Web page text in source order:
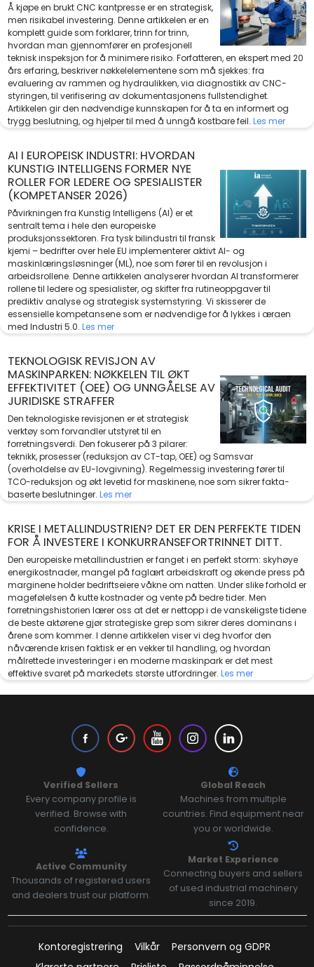
Å kjøpe en brukt CNC kantpresse er en strategisk,
men risikabel investering. Denne artikkelen er en
komplett guide som forklarer, trinn for trinn,
hvordan man gjennomfører en profesjonell
teknisk inspeksjon for å minimere risiko. Forfatteren, en ekspert med 20
års erfaring, beskriver nøkkelelementene som må sjekkes: fra
evaluering av rammen og hydraulikken, via diagnostikk av CNC-
styringen, til verifisering av dokumentasjonens fullstendighet.
Artikkelen gir den nødvendige kunnskapen for å ta en informert og
trygg beslutning, og hjelper til med å unngå kostbare feil. Les mer
AI I EUROPEISK INDUSTRI: HVORDAN
KUNSTIG INTELLIGENS FORMER NYE
ROLLER FOR LEDERE OG SPESIALISTER
(KOMPETANSER 2026)
Påvirkningen fra Kunstig Intelligens (AI) er et
sentralt tema i hele den europeiske
produksjonssektoren. Fra tysk bilindustri til fransk
kjemi – bedrifter over hele EU implementerer aktivt AI- og
maskinlæringsløsninger (ML), noe som fører til en revolusjon i
arbeidsrollene. Denne artikkelen analyserer hvordan AI transformerer
rollene til ledere og spesialister, og skifter fra rutineoppgaver til
prediktiv analyse og strategisk systemstyring. Vi skisserer de
essensielle kompetansene som er nødvendige for å lykkes i æraen
med Industri 5.0. Les mer
TEKNOLOGISK REVISJON AV
MASKINPARKEN: NØKKELEN TIL ØKT
EFFEKTIVITET (OEE) OG UNNGÅELSE AV
JURIDISKE STRAFFER
Den teknologiske revisjonen er et strategisk
verktøy som forvandler utstyret til en
forretningsverdi. Den fokuserer på 3 pilarer:
teknikk, prosesser (reduksjon av CT-tap, OEE) og Samsvar
(overholdelse av EU-lovgivning). Regelmessig investering fører til
TCO-reduksjon og økt levetid for maskinene, noe som sikrer fakta-
baserte beslutninger. Les mer
KRISE I METALLINDUSTRIEN? DET ER DEN PERFEKTE TIDEN
FOR Å INVESTERE I KONKURRANSEFORTRINNET DITT.
Den europeiske metallindustrien er fanget i en perfekt storm: skyhøye
energikostnader, mangel på faglært arbeidskraft og økende press på
marginene holder bedriftseiere våkne om natten. Under slike forhold er
magefølelsen å kutte kostnader og vente på bedre tider. Men
forretningshistorien lærer oss at det er nettopp i de vanskeligste tidene
de beste aktørene gjør strategiske grep som sikrer deres dominans i
årene som kommer. I denne artikkelen viser vi deg hvorfor den
nåværende krisen faktisk er en vekker til handling, og hvordan
målrettede investeringer i en moderne maskinpark er det mest
effektive svaret på markedets største utfordringer. Les mer
Verified Sellers
Every company profile is
verified. Browse with
confidence.
Global Reach
Machines from multiple
countries. Find equipment near
you or worldwide.
Active Community
Thousands of registered users
and dealers trust our platform.
Market Experience
Connecting buyers and sellers
of used industrial machinery
since 2019.
Kontoregistrering Vilkår
Personvern og GDPR